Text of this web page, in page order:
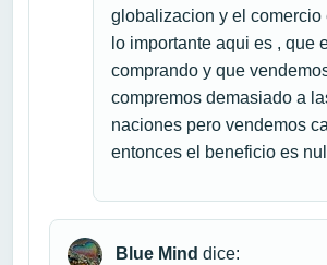
globalizacion y el comercio
lo importante aqui es , que
comprando y que
compremos demasiado a
naciones pero vendemos
entonces el beneficio es
Blue Mind dice: